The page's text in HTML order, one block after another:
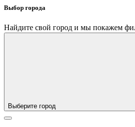
Выбор города
Найдите свой город и мы покажем
Выберите город